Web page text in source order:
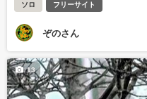
ソロ フリーサイト
ぞのさん
13